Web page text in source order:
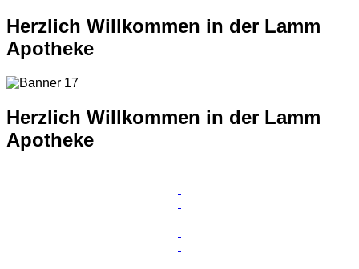
Herzlich Willkommen in der Lamm
Apotheke
Herzlich Willkommen in der Lamm
Apotheke